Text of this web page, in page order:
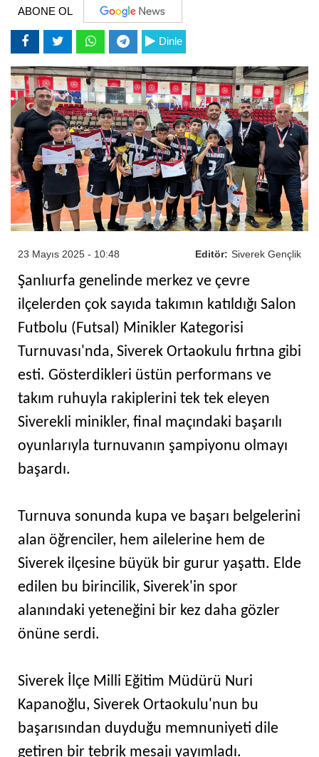
ABONE OL
Dinle
Editör: Siverek Gençlik
23 Mayıs 2025 - 10:48
Şanlıurfa genelinde merkez ve çevre
ilçelerden çok sayıda takımın katıldığı Salon
Futbolu (Futsal) Minikler Kategorisi
Turnuvası'nda, Siverek Ortaokulu fırtına gibi
esti. Gösterdikleri üstün performans ve
takım ruhuyla rakiplerini tek tek eleyen
Siverekli minikler, final maçındaki başarılı
oyunlarıyla turnuvanın şampiyonu olmayı
başardı.
Turnuva sonunda kupa ve başarı belgelerini
alan öğrenciler, hem ailelerine hem de
Siverek ilçesine büyük bir gurur yaşattı. Elde
edilen bu birincilik, Siverek'in spor
alanındaki yeteneğini bir kez daha gözler
önüne serdi.
Siverek İlçe Milli Eğitim Müdürü Nuri
Kapanoğlu, Siverek Ortaokulu'nun bu
başarısından duyduğu memnuniyeti dile
getiren bir tebrik mesajı yayımladı.